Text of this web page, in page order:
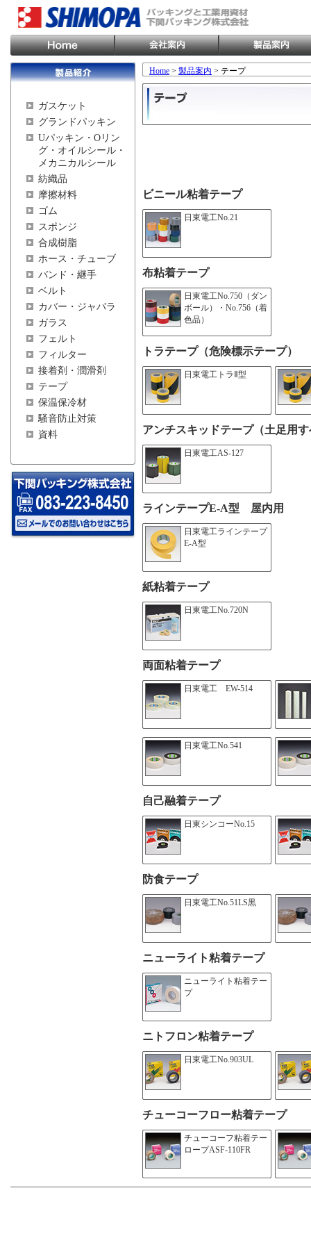
ガスケット
グランドパッキン
Uパッキン・Oリン
グ・オイルシール・
メカニカルシール
紡織品
摩擦材料
ゴム
スポンジ
合成樹脂
ホース・チューブ
バンド・継手
ベルト
カバー・ジャバラ
ガラス
フェルト
フィルター
接着剤・潤滑剤
テープ
保温保冷材
騒音防止対策
資料
Home > 製品案内 > テープ
ビニール粘着テープ
日東電工No.21
布粘着テープ
日東電工No.750（ダン
ボール）・No.756（着
色品）
トラテープ（危険標示テープ）
日東電工トラⅡ型
アンチスキッドテープ（土足用
日東電工AS-127
ラインテープE-A型 屋内用
日東電工ラインテープ
E-A型
紙粘着テープ
日東電工No.720N
両面粘着テープ
日東電工 EW-514
日東電工No.541
自己融着テープ
日東シンコーNo.15
防食テープ
日東電工No.51LS黒
ニューライト粘着テープ
ニューライト粘着テー
プ
ニトフロン粘着テープ
日東電工No.903UL
チューコーフロー粘着テープ
チューコーフ粘着テー
ロープASF-110FR